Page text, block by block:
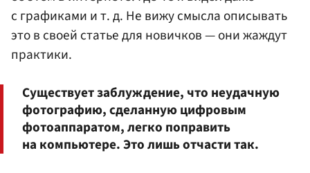
с графиками и т. д. Не вижу смысла описывать
это в своей статье для новичков — они жаждут
практики.
Существует заблуждение, что неудачную
фотографию, сделанную цифровым
фотоаппаратом, легко поправить
на компьютере. Это лишь отчасти так.